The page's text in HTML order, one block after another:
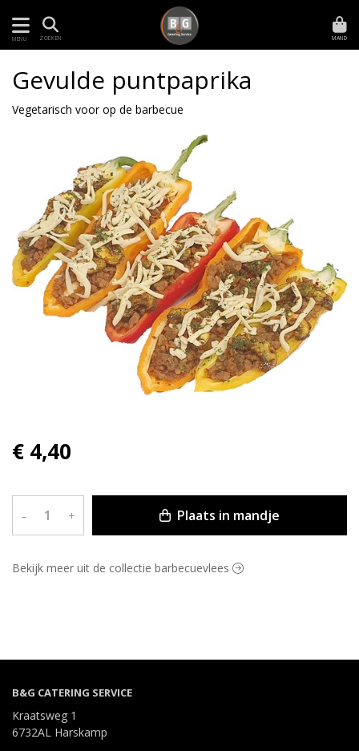
MENU ZOEKEN MAND
Gevulde puntpaprika
Vegetarisch voor op de barbecue
€ 4,40
– + Plaats in mandje
Bekijk meer uit de collectie barbecuevlees
B&G CATERING SERVICE
Kraatsweg 1
6732AL Harskamp